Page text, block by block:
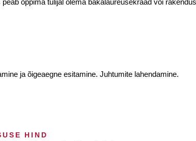
õppima tulijal olema bakalaureusekraad või
ja õigeaegne esitamine. Juhtumite lahendamine.
HIND